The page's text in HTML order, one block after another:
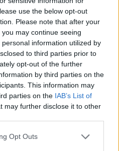
use the below opt-out
Please note that after your
may continue seeing
information utilized by
to third parties prior to
opt-out of the further
by third parties on the
This information may
parties on the IAB’s List of
may further disclose it to other
Opt Outs